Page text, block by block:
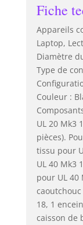
Fiche
Appareils
Laptop,
Diamètre
Type de
Couleur :
UL 20 Mk3
pièces).
tissu pour
UL 40 Mk3
pour UL 40
caoutchouc
18, 1
caisson de